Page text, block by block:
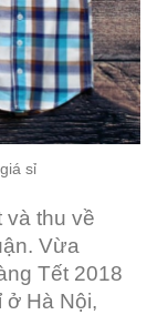
sỉ
và thu về
Vừa
Tết 2018
ở Hà Nội,